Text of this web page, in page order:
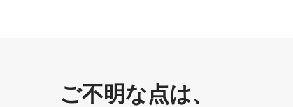
ご不明な点は、